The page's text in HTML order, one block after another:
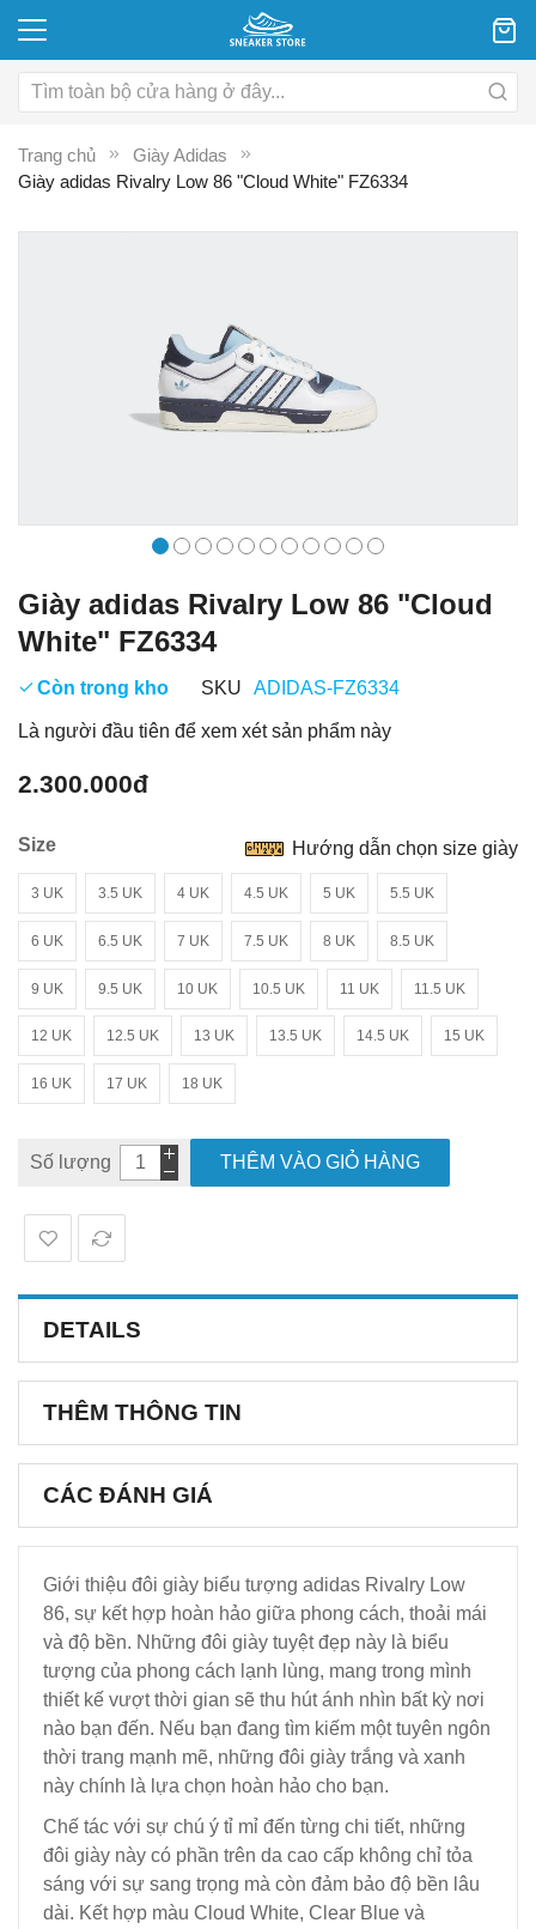
Trang chủ
Giày Adidas
Giày adidas Rivalry Low 86 "Cloud White" FZ6334
Giày adidas Rivalry Low 86 "Cloud
White" FZ6334
Còn trong kho SKU ADIDAS-FZ6334
Là người đầu tiên để xem xét sản phẩm này
2.300.000đ
Size
3 UK 3.5 UK 4 UK 4.5 UK 5 UK 5.5 UK
6 UK 6.5 UK 7 UK 7.5 UK 8 UK 8.5 UK
9 UK 9.5 UK 10 UK 10.5 UK 11 UK 11.5 UK
12 UK 12.5 UK 13 UK 13.5 UK 14.5 UK 15 UK
16 UK 17 UK 18 UK
Hướng dẫn chọn size giày
Số lượng THÊM VÀO GIỎ HÀNG
DETAILS
THÊM THÔNG TIN
CÁC ĐÁNH GIÁ
Giới thiệu đôi giày biểu tượng adidas Rivalry Low
86, sự kết hợp hoàn hảo giữa phong cách, thoải mái
và độ bền. Những đôi giày tuyệt đẹp này là biểu
tượng của phong cách lạnh lùng, mang trong mình
thiết kế vượt thời gian sẽ thu hút ánh nhìn bất kỳ nơi
nào bạn đến. Nếu bạn đang tìm kiếm một tuyên ngôn
thời trang mạnh mẽ, những đôi giày trắng và xanh
này chính là lựa chọn hoàn hảo cho bạn.
Chế tác với sự chú ý tỉ mỉ đến từng chi tiết, những
đôi giày này có phần trên da cao cấp không chỉ tỏa
sáng với sự sang trọng mà còn đảm bảo độ bền lâu
dài. Kết hợp màu Cloud White, Clear Blue và